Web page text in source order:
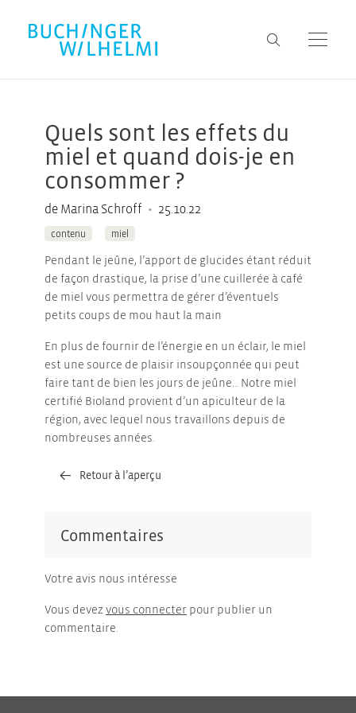
Quels sont les effets du
miel et quand dois-je en
consommer ?
de Marina Schroff • 25.10.22
contenu miel
Pendant le jeûne, l’apport de glucides étant réduit
de façon drastique, la prise d’une cuillerée à café
de miel vous permettra de gérer d’éventuels
petits coups de mou haut la main
En plus de fournir de l’énergie en un éclair, le miel
est une source de plaisir insoupçonnée qui peut
faire tant de bien les jours de jeûne… Notre miel
certifié Bioland provient d’un apiculteur de la
région, avec lequel nous travaillons depuis de
nombreuses années.
Retour à l’aperçu
Commentaires
Votre avis nous intéresse
Vous devez vous connecter pour publier un
commentaire.